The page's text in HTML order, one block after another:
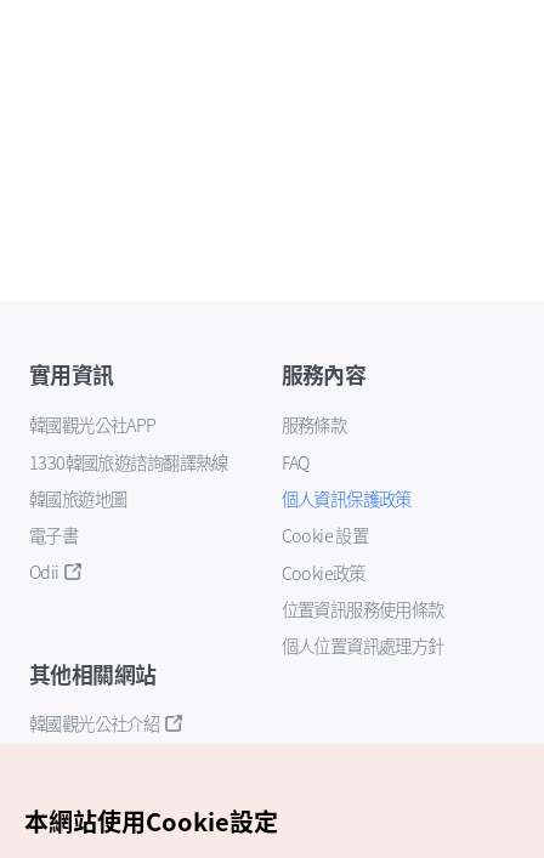
實用資訊
韓國觀光公社APP
1330韓國旅遊諮詢翻譯熱線
韓國旅遊地圖
電子書
Odii
服務內容
服務條款
FAQ
個人資訊保護政策
Cookie 設置
Cookie政策
位置資訊服務使用條款
個人位置資訊處理方針
其他相關網站
韓國觀光公社介紹
本網站使用Cookie設定